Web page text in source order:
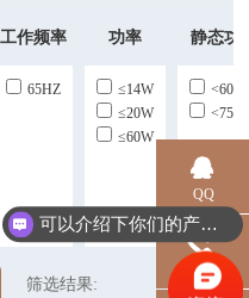
工作频率 功率 静态功
65HZ
≤14W
≤20W
≤60W
筛选结果:
QQ
电话
可以介绍下你们的产品么？